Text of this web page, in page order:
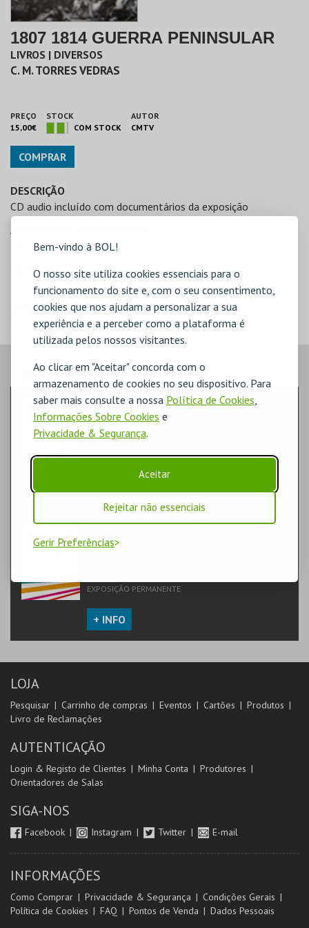
Bem-vindo à BOL!
O nosso site utiliza cookies essenciais para o
funcionamento do site e, com o seu consentimento,
cookies que nos ajudam a personalizar a sua
experiência e a perceber como a plataforma é
utilizada pelos nossos visitantes.
Ao clicar em "Aceitar" concorda com o
armazenamento de cookies no seu dispositivo. Para
saber mais consulte a nossa Política de Cookies
Informações Sobre Cookies e
Privacidade & Segurança.
Aceitar
Rejeitar não essenciais
Gerir Preferências
1807 1814 GUERRA PENINSULAR
LIVROS | DIVERSOS
C. M. TORRES VEDRAS
PREÇO
15,00€
STOCK
COM STOCK
AUTOR
CMTV
COMPRAR
DESCRIÇÃO
CD audio incluído com documentários da exposição
ANO EDIÇÃO/ REIMPRESSÃO
2010
PÁGINAS
IDIOMA
Português
VEJA AINDA:
MUSEU CICLISMO JOAAQUIM AGOSTINHO
(VISITA GUIADA P/ESCOLAS FORA CONC.)
TEATRO & ARTE | EXPOSIÇÃO
+ INFO
PESSOAS
EXPOSIÇÃO PERMANENTE
+ INFO
LOJA
Pesquisar Carrinho de compras Eventos Cartões
Produtos
Livro de Reclamações
AUTENTICAÇÃO
Login & Registo de Clientes Minha Conta
Produtores
Orientadores de Salas
SIGA-NOS
Facebook Instagram Twitter E-mail
INFORMAÇÕES
Como Comprar Privacidade & Segurança
Condições Gerais
Política de Cookies
FAQ Pontos de Venda Dados Pessoais